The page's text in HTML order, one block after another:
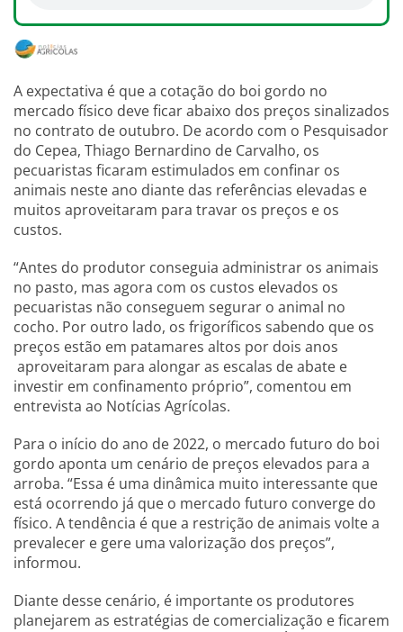
A expectativa é que a cotação do boi gordo no
mercado físico deve ficar abaixo dos preços sinalizados
no contrato de outubro. De acordo com o Pesquisador
do Cepea, Thiago Bernardino de Carvalho, os
pecuaristas ficaram estimulados em confinar os
animais neste ano diante das referências elevadas e
muitos aproveitaram para travar os preços e os
custos.
“Antes do produtor conseguia administrar os animais
no pasto, mas agora com os custos elevados os
pecuaristas não conseguem segurar o animal no
cocho. Por outro lado, os frigoríficos sabendo que os
preços estão em patamares altos por dois anos
aproveitaram para alongar as escalas de abate e
investir em confinamento próprio”, comentou em
entrevista ao Notícias Agrícolas.
Para o início do ano de 2022, o mercado futuro do boi
gordo aponta um cenário de preços elevados para a
arroba. “Essa é uma dinâmica muito interessante que
está ocorrendo já que o mercado futuro converge do
físico. A tendência é que a restrição de animais volte a
prevalecer e gere uma valorização dos preços”,
informou.
Diante desse cenário, é importante os produtores
planejarem as estratégias de comercialização e ficarem